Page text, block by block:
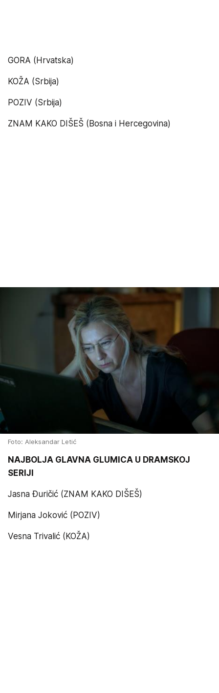
GORA (Hrvatska)
KOŽA (Srbija)
POZIV (Srbija)
ZNAM KAKO DIŠEŠ (Bosna i Hercegovina)
Foto: Aleksandar Letić
NAJBOLJA GLAVNA GLUMICA U DRAMSKOJ
SERIJI
Jasna Đuričić (ZNAM KAKO DIŠEŠ)
Mirjana Joković (POZIV)
Vesna Trivalić (KOŽA)